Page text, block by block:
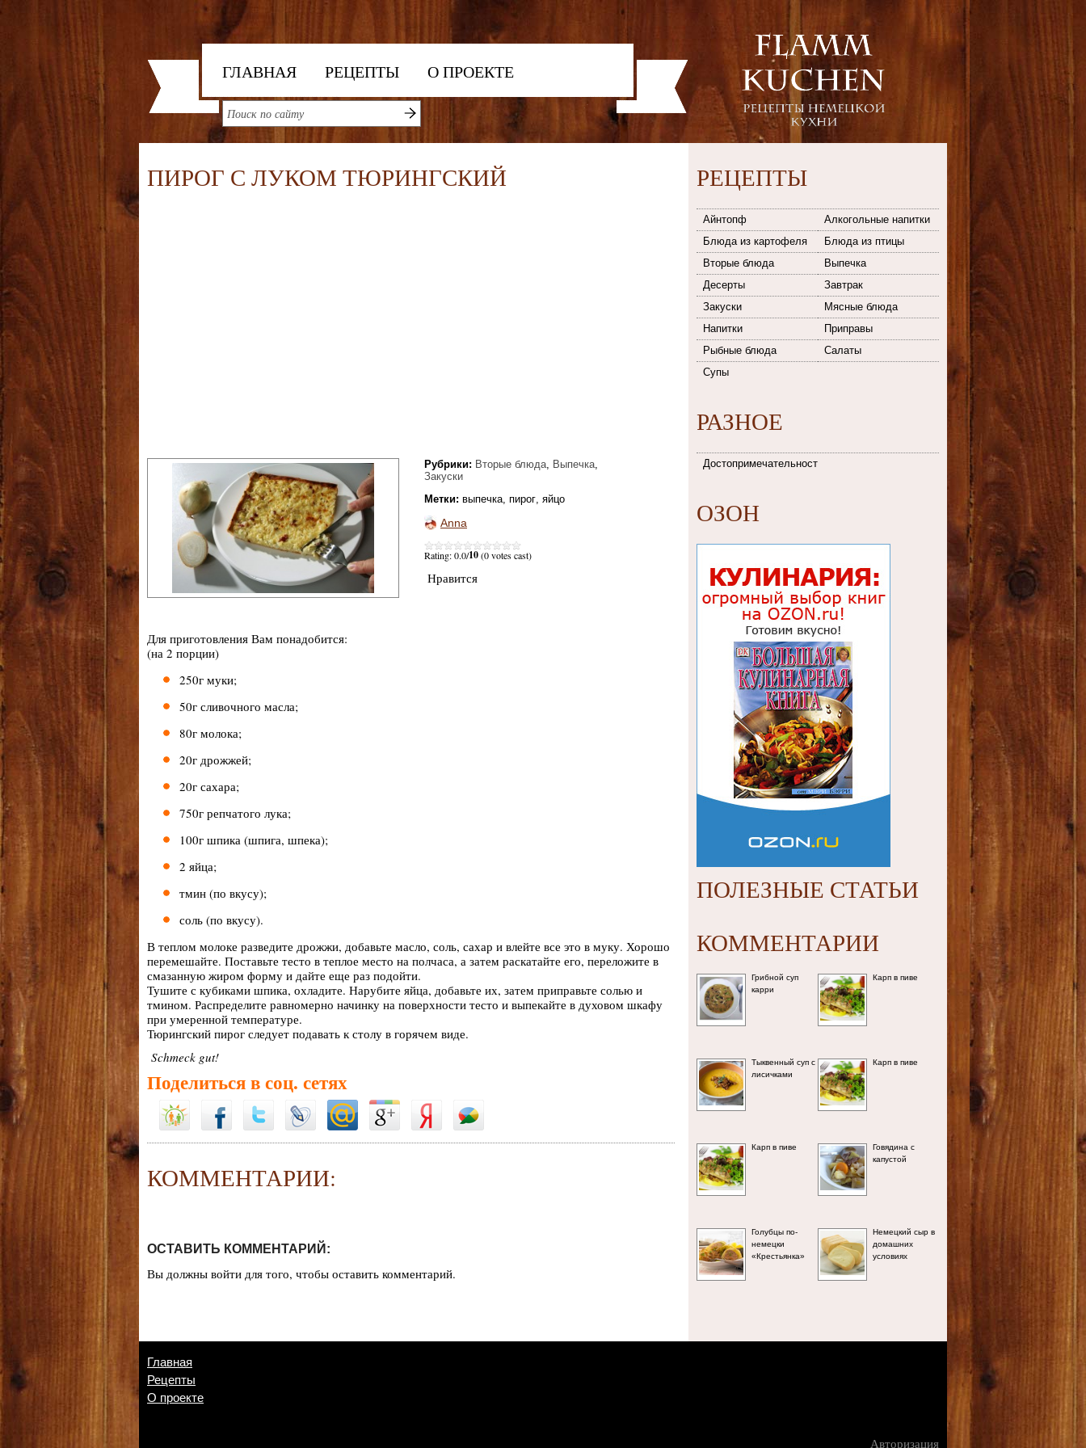
ГЛАВНАЯ РЕЦЕПТЫ О ПРОЕКТЕ
ПИРОГ С ЛУКОМ ТЮРИНГСКИЙ
Рубрики: Вторые блюда, Выпечка,
Закуски
Метки: выпечка, пирог, яйцо
Anna
Rating: 0.0/10(0 votes cast)
Нравится
Для приготовления Вам понадобится:
(на 2 порции)
250г муки;
50г сливочного масла;
80г молока;
20г дрожжей;
20г сахара;
750г репчатого лука;
100г шпика (шпига, шпека);
2 яйца;
тмин (по вкусу);
соль (по вкусу).
В теплом молоке разведите дрожжи, добавьте масло, соль, сахар и влейте все это в муку. Хорошо
перемешайте. Поставьте тесто в теплое место на полчаса, а затем раскатайте его, переложите в
смазанную жиром форму и дайте еще раз подойти.
Тушите с кубиками шпика, охладите. Нарубите яйца, добавьте их, затем приправьте солью и
тмином. Распределите равномерно начинку на поверхности тесто и выпекайте в духовом шкафу
при умеренной температуре.
Тюрингский пирог следует подавать к столу в горячем виде.
Schmeck gut!
Поделиться в соц. сетях
КОММЕНТАРИИ:
ОСТАВИТЬ КОММЕНТАРИЙ:
Вы должны войти для того, чтобы оставить комментарий.
РЕЦЕПТЫ
Айнтопф
Алкогольные напитки
Блюда из картофеля
Блюда из птицы
Вторые блюда
Выпечка
Десерты
Завтрак
Закуски
Мясные блюда
Напитки
Приправы
Рыбные блюда
Салаты
Супы
РАЗНОЕ
Достопримечательности
ОЗОН
ПОЛЕЗНЫЕ СТАТЬИ
КОММЕНТАРИИ
Грибной суп
карри
Карп в пиве
Тыквенный суп с
лисичками
Карп в пиве
Карп в пиве Говядина с
капустой
Голубцы по-
немецки
«Крестьянка»
Немецкий сыр в
домашних
условиях
Главная
Рецепты
О проекте
Авторизация